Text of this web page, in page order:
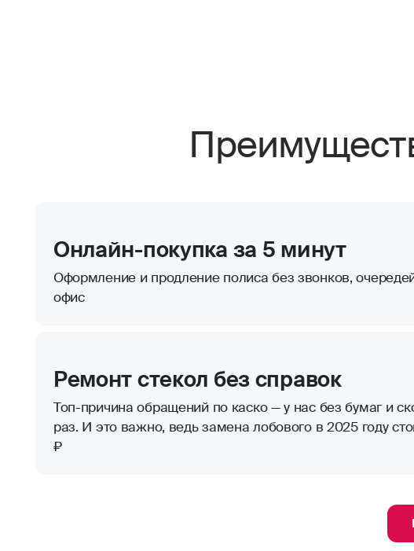
Онлайн-покупка за 5 минут
Оформление и продление полиса без звонков,
офис
Ремонт стекол без справок
Топ-причина обращений по каско — у нас без бумаг и
раз. И это важно, ведь замена лобового в 2025 году
₽